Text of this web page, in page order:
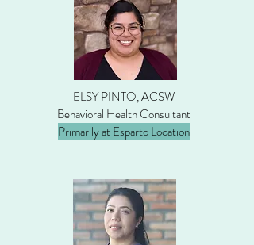
ELSY PINTO, ACSW
Behavioral Health Consultant
Primarily at Esparto Location